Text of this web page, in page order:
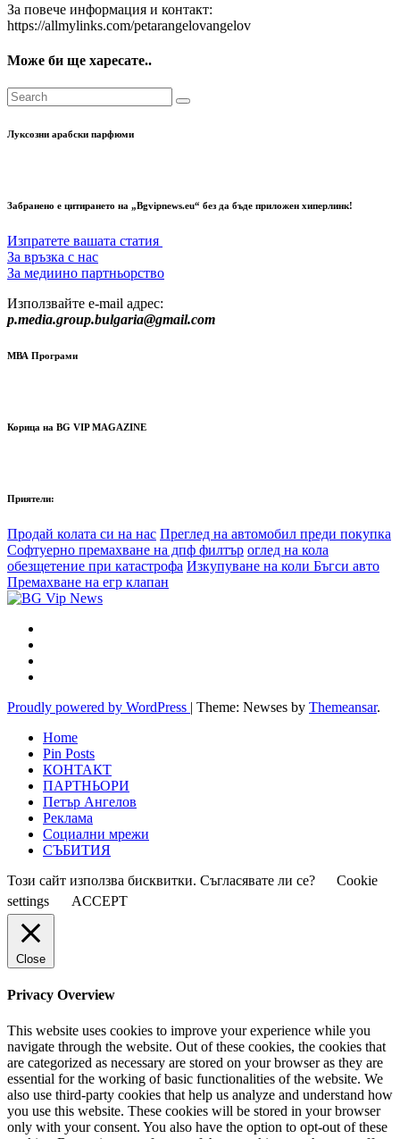
За повече информация и контакт:
https://allmylinks.com/petarangelovangelov
Може би ще харесате..
Луксозни арабски парфюми
Забранено е цитирането на „Bgvipnews.eu“ без да бъде приложен хиперлинк!
Изпратете вашата статия
За връзка с нас
За медиино партньорство
Използвайте e-mail адрес:
p.media.group.bulgaria@gmail.com
МВА Програми
Корица на BG VIP MAGAZINE
Приятели:
Продай колата си на нас Преглед на автомобил преди покупка
Софтуерно премахване на дпф филтър оглед на кола
обезщетение при катастрофа Изкупуване на коли Бъгси авто
Премахване на егр клапан
Proudly powered by WordPress | Theme: Newses by Themeansar.
Home
Pin Posts
КОНТАКТ
ПАРТНЬОРИ
Петър Ангелов
Реклама
Социални мрежи
СЪБИТИЯ
Този сайт използва бисквитки. Съгласявате ли се?
Cookie
settings
ACCEPT
Close
Privacy Overview
This website uses cookies to improve your experience while you
navigate through the website. Out of these cookies, the cookies that
are categorized as necessary are stored on your browser as they are
essential for the working of basic functionalities of the website. We
also use third-party cookies that help us analyze and understand how
you use this website. These cookies will be stored in your browser
only with your consent. You also have the option to opt-out of these